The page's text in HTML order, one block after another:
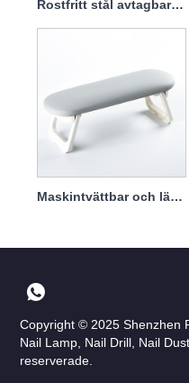
Rostfritt stål avtagbar nagelskinn handkudde
Maskintvättbar och lättstädad armstödskudde
Copyright © 2025 Shenzhen
Nail Lamp, Nail Drill, Nail
reserverade.